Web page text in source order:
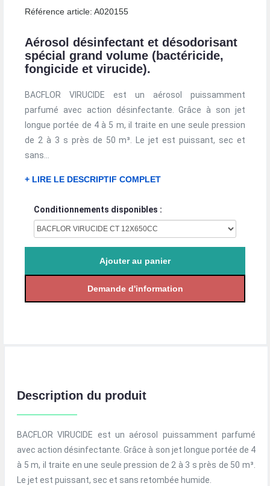
Référence article: A020155
Aérosol désinfectant et désodorisant
spécial grand volume (bactéricide,
fongicide et virucide).
BACFLOR VIRUCIDE est un aérosol puissamment
parfumé avec action désinfectante. Grâce à son jet
longue portée de 4 à 5 m, il traite en une seule pression
de 2 à 3 s près de 50 m³. Le jet est puissant, sec et
sans...
+ LIRE LE DESCRIPTIF COMPLET
Conditionnements disponibles :
Description du produit
BACFLOR VIRUCIDE est un aérosol puissamment parfumé
avec action désinfectante. Grâce à son jet longue portée de 4
à 5 m, il traite en une seule pression de 2 à 3 s près de 50 m³.
Le jet est puissant, sec et sans retombée humide.